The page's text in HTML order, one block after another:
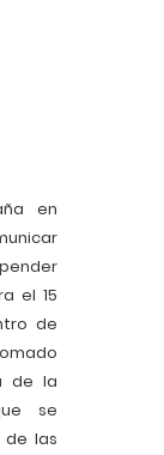
en
el 15
de
de la
se
las